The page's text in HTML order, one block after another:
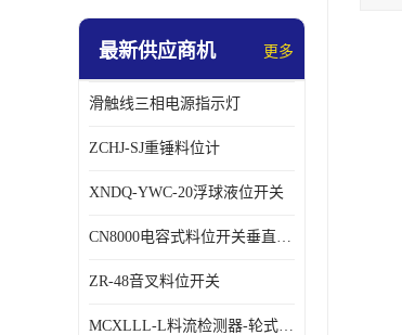
最新供应商机 更多
滑触线三相电源指示灯
ZCHJ-SJ重锤料位计
XNDQ-YWC-20浮球液位开关
CN8000电容式料位开关垂直安装时
ZR-48音叉料位开关
MCXLLL-L料流检测器-轮式煤流信号控制器